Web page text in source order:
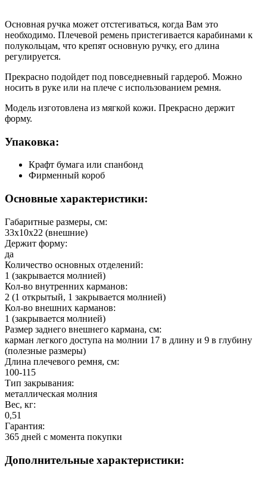
Основная ручка может отстегиваться, когда Вам это
необходимо. Плечевой ремень пристегивается карабинами к
полукольцам, что крепят основную ручку, его длина
регулируется.
Прекрасно подойдет под повседневный гардероб. Можно
носить в руке или на плече с использованием ремня.
Модель изготовлена из мягкой кожи. Прекрасно держит
форму.
Упаковка:
Крафт бумага или спанбонд
Фирменный короб
Основные характеристики:
Габаритные размеры, см:
33х10х22 (внешние)
Держит форму:
да
Количество основных отделений:
1 (закрывается молнией)
Кол-во внутренних карманов:
2 (1 открытый, 1 закрывается молнией)
Кол-во внешних карманов:
1 (закрывается молнией)
Размер заднего внешнего кармана, см:
карман легкого доступа на молнии 17 в длину и 9 в глубину
(полезные размеры)
Длина плечевого ремня, см:
100-115
Тип закрывания:
металлическая молния
Вес, кг:
0,51
Гарантия:
365 дней c момента покупки
Дополнительные характеристики: